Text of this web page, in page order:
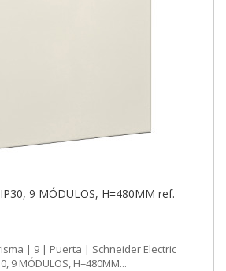
9 MÓDULOS, H=480MM ref.
Electric
9 MÓDULOS, H=480MM...